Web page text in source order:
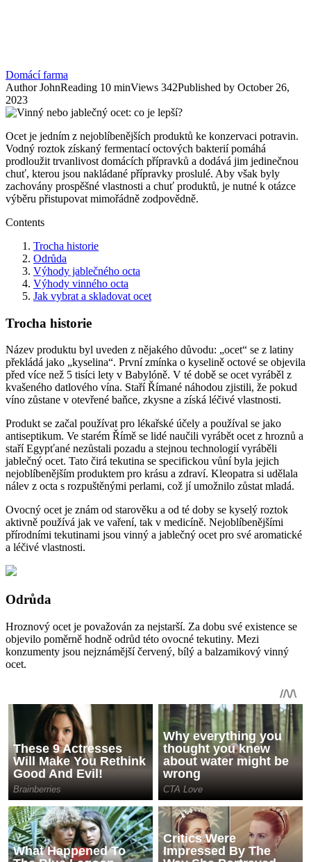
Domácí farma
AuthorJohnReading 10 minViews 342Published by October 26,
2023
Ocet je jedním z nejoblíbenějších produktů ke konzervaci potravin.
Vodný roztok získaný fermentací octových bakterií pomáhá
prodloužit trvanlivost domácích přípravků a dodává jim jedinečnou
chuť, kterou jsou nakládané přípravky proslulé. Aby však byly
zachovány prospěšné vlastnosti a chuť produktů, je nutné k otázce
výběru přistupovat mimořádně zodpovědně.
Contents
Trocha historie
Odrůda
Výhody jablečného octa
Výhody vinného octa
Jak vybrat a skladovat ocet
Trocha historie
Název produktu byl uveden z nějakého důvodu: „ocet“ se z latiny
překládá jako „kyselina“. První zmínka o kyselině octové se objevila
před více než 5 tisíci lety v Babylóně. V té době se ocet vyráběl z
kvašeného datlového vína. Staří Římané náhodou zjistili, že pokud
víno zůstane v otevřené baňce, zkysne a získá léčivé vlastnosti.
Produkt se začal používat pro lékařské účely a používal se jako
antiseptikum. Ve starém Římě se lidé naučili vyrábět ocet z hroznů a
staří Egypťané nezůstali pozadu a stejnou technologií vyráběli
jablečný ocet. Tato čirá tekutina se specifickou vůní byla jejich
nejoblíbenějším produktem pro krásu a zdraví. Kleopatra si udělala
nálev z octa s rozpuštěnými perlami, což jí umožnilo zůstat mladá.
Ovocný ocet je znám od starověku a od té doby se kyselý roztok
aktivně používá jak ve vaření, tak v medicíně. Nejoblíbenějšími
přírodními tekutinami jsou vinný a jablečný ocet pro své aromatické
a léčivé vlastnosti.
Odrůda
Hroznový ocet je považován za nejstarší. Za dobu své existence se
objevilo poměrně hodně odrůd této ovocné tekutiny. Mezi
konzumenty jsou nejznámější červený, bílý a balzamikový vinný
ocet.